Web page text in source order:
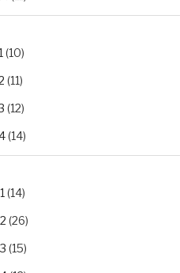
(10)
(11)
(12)
(14)
(14)
(26)
(15)